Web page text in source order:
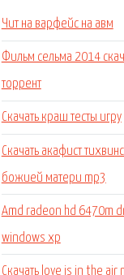
Чит на варфейс на авм
Фильм сельма 2014
торрент
Скачать краш тесты игру
Скачать акафист
божией матери mp3
Amd radeon hd 6470m
windows xp
Скачать love is in the air